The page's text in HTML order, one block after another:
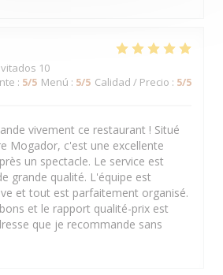
10
: 5/5 Menú : 5/5 Calidad / Precio : 5/5
vivement ce restaurant ! Situé
Mogador, c'est une excellente
un spectacle. Le service est
grande qualité. L'équipe est
et tout est parfaitement organisé.
et le rapport qualité-prix est
que je recommande sans